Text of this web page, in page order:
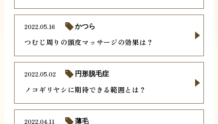
つむじ周りの頭皮マッサージの効果は？
2022.05.16 かつら
ノコギリヤシに期待できる範囲とは？
2022.05.02 円形脱毛症
2022.04.11 薄毛